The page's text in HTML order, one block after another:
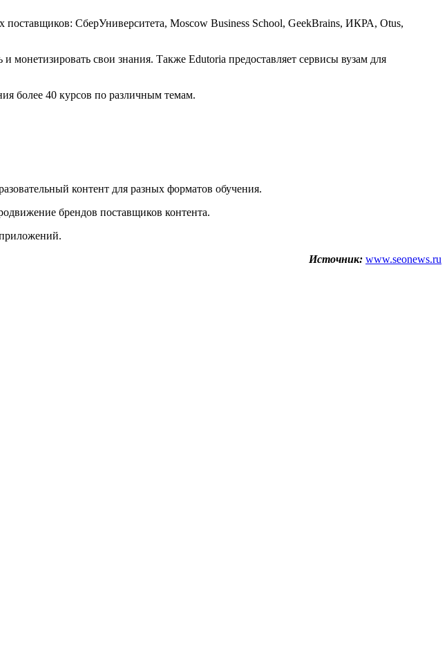
СберУниверситета, Moscow Business School, GeekBrains, ИКРА, Otus,
свои знания. Также Edutoria предоставляет сервисы вузам для
более 40 курсов по различным темам.
контент для разных форматов обучения.
брендов поставщиков контента.
Источник: www.seonews.ru